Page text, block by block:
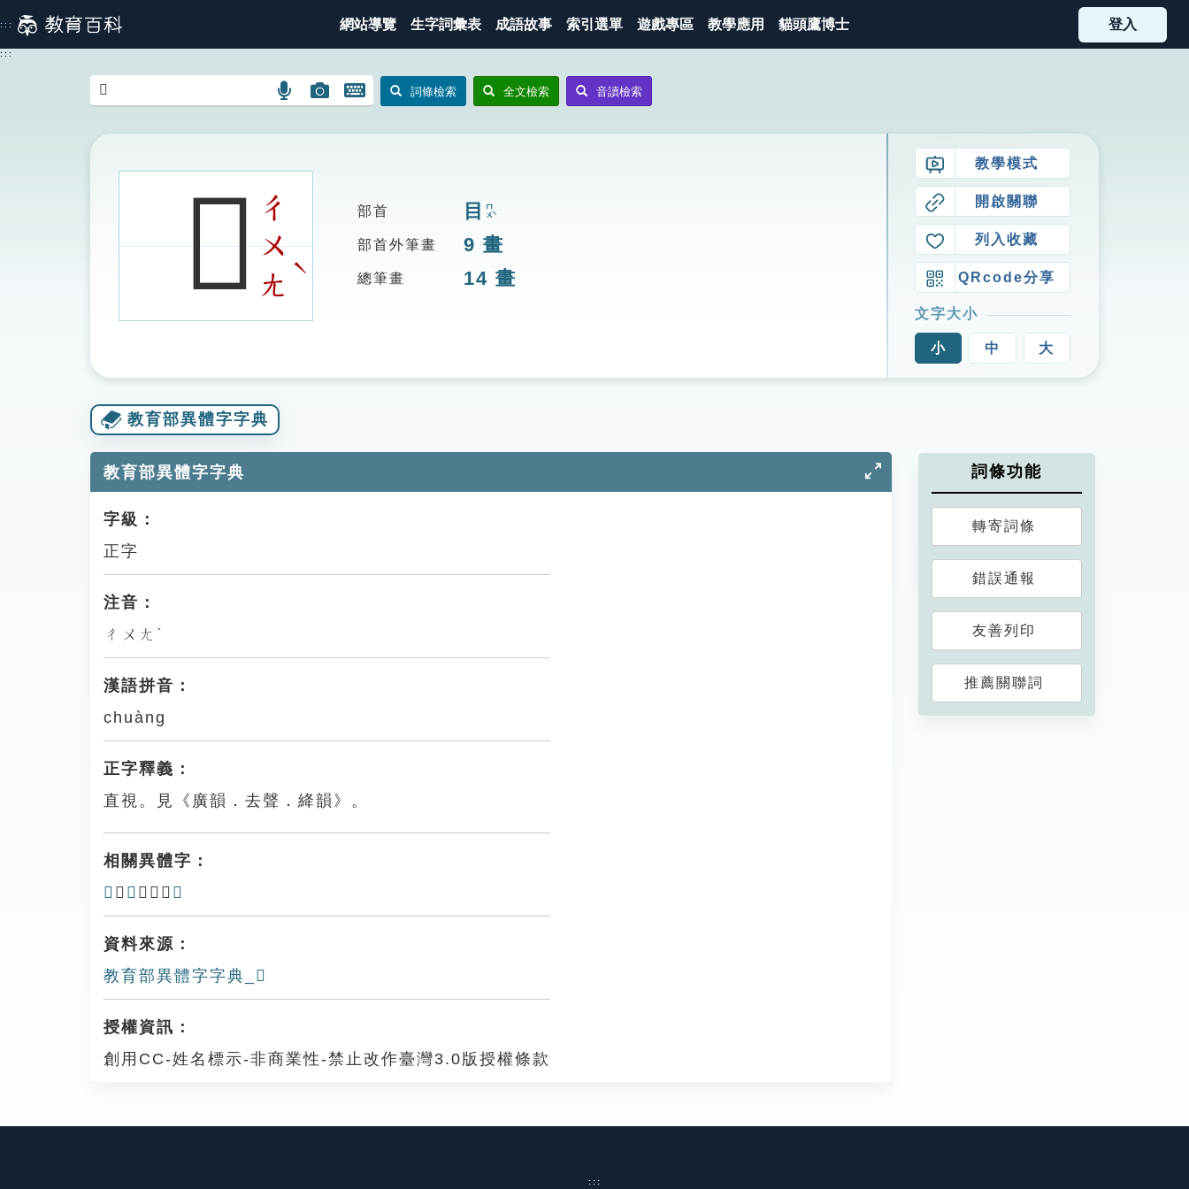
到
主
::: 網站導覽 生字詞彙表 成語故事 索引選單 遊戲專區 教學應用 貓頭鷹博士 登入
:::
語
搜
圖
圖
搜
開
鍵
詞條檢索 全文檢索 音讀檢索
𥈩ㄔ
ㄨ
ㄤ
ˋ
部首 目 ㄇㄨˋ
部首外筆畫 9 畫
總筆畫 14 畫
教學模式
開啟關聯
列入收藏
QRcode分享
文字大小
小 中 大
教育部異體字字典
教育部異體字字典
字級：
正字
注音：
ㄔㄨㄤˋ
漢語拼音：
chuàng
正字釋義：
直視。見《廣韻．去聲．絳韻》。
相關異體字：
𥂅 、 𥆇 、𧡥、 𧢆
資料來源：
教育部異體字字典_𥈩
授權資訊：
創用CC-姓名標示-非商業性-禁止改作臺灣3.0版授權條款
詞條功能
轉寄詞條
錯誤通報
友善列印
推薦關聯詞
:::